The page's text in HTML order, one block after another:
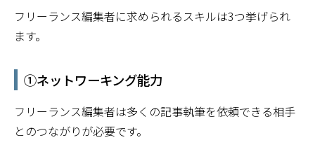
フリーランス編集者に求められるスキルは3つ挙げられ
ます。
①ネットワーキング能力
フリーランス編集者は多くの記事執筆を依頼できる相手
とのつながりが必要です。